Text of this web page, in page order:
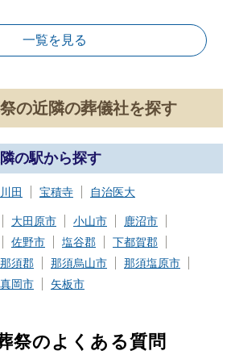
一覧を見る
の近隣の葬儀社を探す
の駅から探す
田 宝積寺 自治医大
大田原市 小山市
鹿沼市
佐野市 塩谷郡
下都賀郡
那須郡 那須烏山市
那須塩原市
真岡市 矢板市
祭のよくある質問